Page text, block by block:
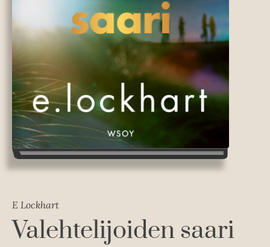
E Lockhart
Valehtelijoiden saari